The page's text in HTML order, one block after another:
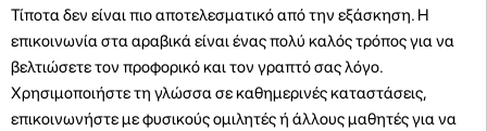
Τίποτα δεν είναι πιο αποτελεσματικό από την εξάσκηση. Η
επικοινωνία στα αραβικά είναι ένας πολύ καλός τρόπος για να
βελτιώσετε τον προφορικό και τον γραπτό σας λόγο.
Χρησιμοποιήστε τη γλώσσα σε καθημερινές καταστάσεις,
επικοινωνήστε με φυσικούς ομιλητές ή άλλους μαθητές για να